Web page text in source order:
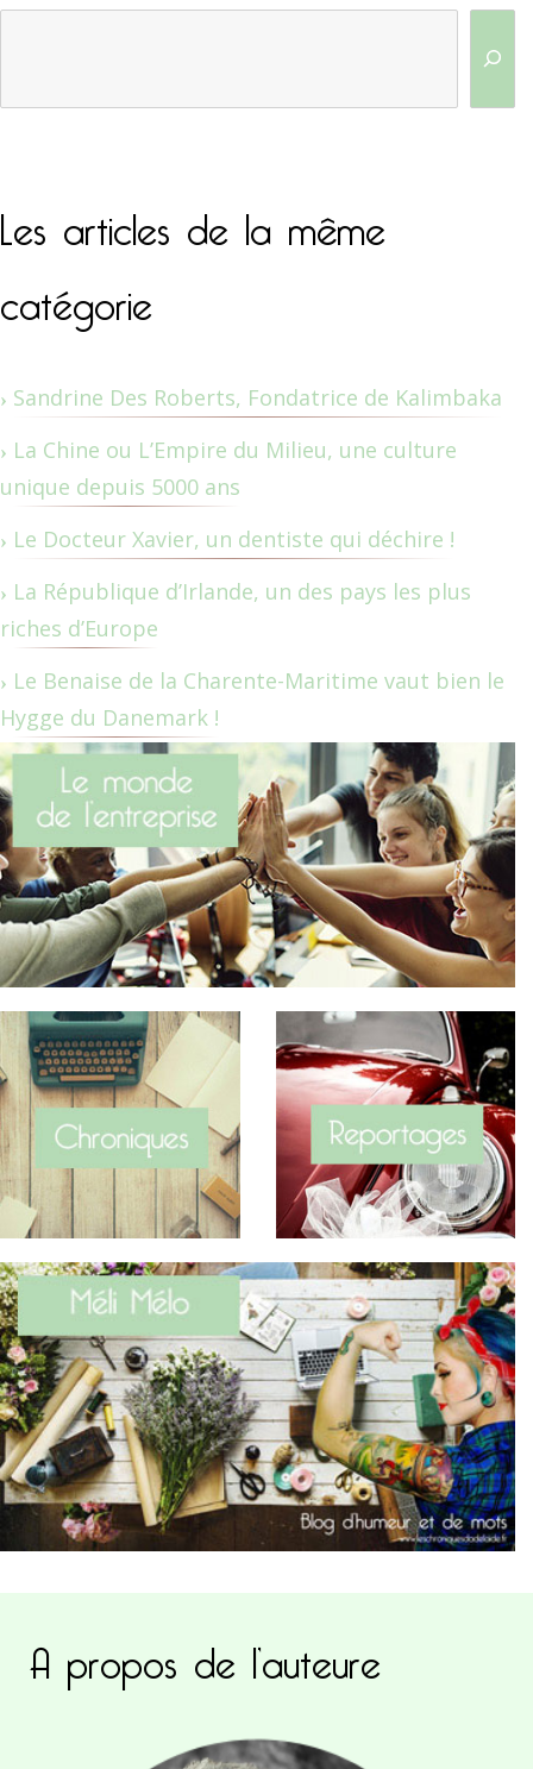
Les articles de la même
catégorie
Sandrine Des Roberts, Fondatrice de Kalimbaka
La Chine ou L’Empire du Milieu, une culture
unique depuis 5000 ans
Le Docteur Xavier, un dentiste qui déchire !
La République d’Irlande, un des pays les plus
riches d’Europe
Le Benaise de la Charente-Maritime vaut bien le
Hygge du Danemark !
A propos de l’auteure